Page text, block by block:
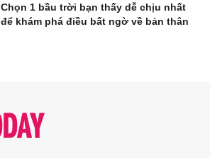
Chọn 1 bầu trời bạn thấy dễ chịu nhất
để khám phá điều bất ngờ về bản thân